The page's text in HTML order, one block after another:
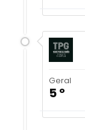
Geral
5 º